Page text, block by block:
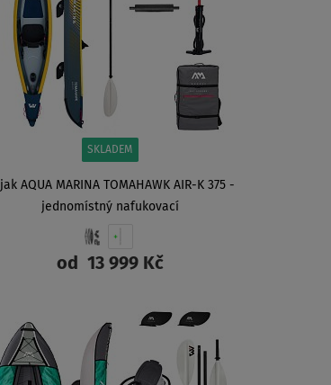
SKLADEM
AQUA MARINA TOMAHAWK AIR-K 375 -
jednomístný nafukovací
od 13 999 Kč